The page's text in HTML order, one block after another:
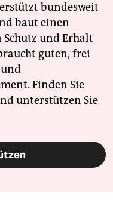
bundesweit
baut einen
und Erhalt
guten, frei
Finden Sie
unterstützen Sie